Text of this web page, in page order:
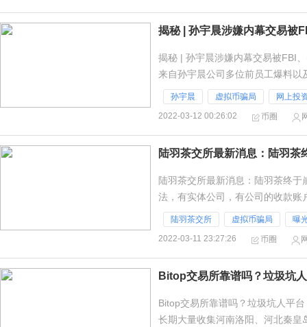
揭秘 | 孙宇晨涉嫌内幕交易被
揭秘 | 孙宇晨涉嫌内幕交易被FBI
来自孙宇晨公司多位前员工爆料
间组织做市团队，涉嫌内幕交易，
孙宇晨 虚拟币骗局
网上投
2022-03-12 00:26:02
币圈
陆羽茶交所最新消息：陆羽茶
陆羽茶交所最新消息：陆羽茶终
法，有实体公司，有公司的收款
有一定的背景。放在21世纪，社
陆羽茶交所 虚拟币骗局
曝
2022-03-11 23:27:26
币圈
Bitop交易所靠谱吗？垃圾坑
Bitop交易所靠谱吗？垃圾坑人平
长期大量收集河南洛阳、河北秦